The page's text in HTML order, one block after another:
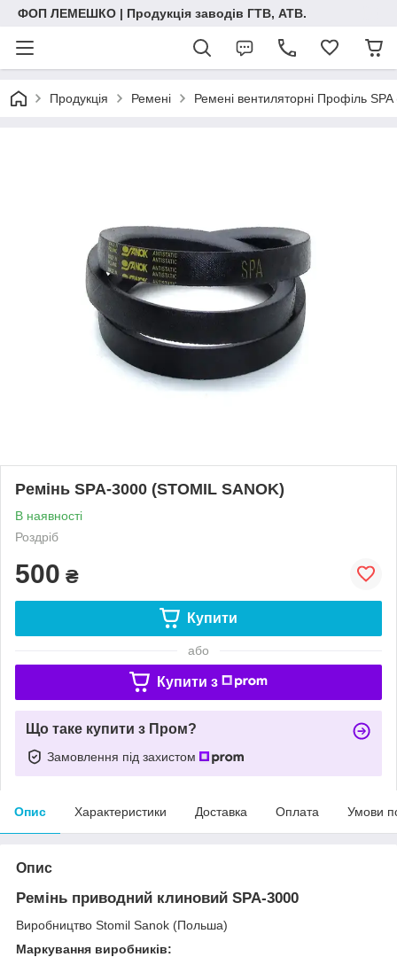
ФОП ЛЕМЕШКО | Продукція заводів ГТВ, АТВ.
Продукція Ремені Ремені вентиляторні Профіль
Ремінь SPA-3000 (STOMIL SANOK)
В наявності
Роздріб
500 ₴
Купити
або
Купити з
Що таке купити з Пром?
Замовлення під захистом
Опис Характеристики Доставка Оплата Умови
Опис
Ремінь приводний клиновий SPA-3000
Виробництво Stomil Sanok (Польша)
Маркування виробників: